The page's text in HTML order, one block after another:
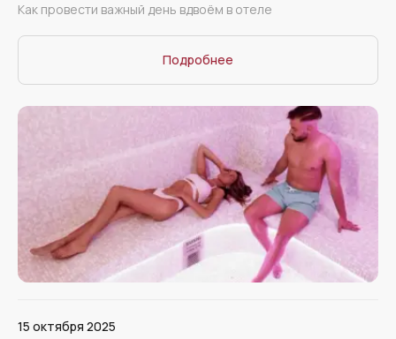
Как провести важный день вдвоём в отеле
Подробнее
15 октября 2025